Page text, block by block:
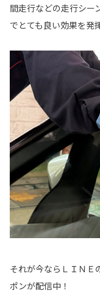
間走行などの走行シー
でとても良い効果を発
それが今ならＬＩＮＥ
ポンが配信中！